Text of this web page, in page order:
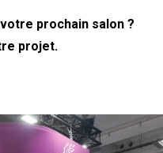
prochain salon ?
projet.